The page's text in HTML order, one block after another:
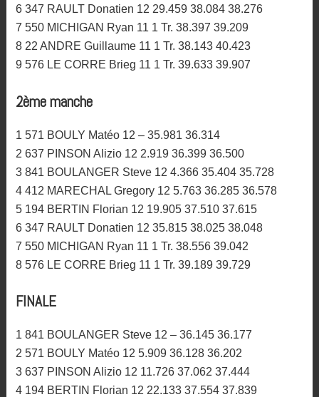
6 347 RAULT Donatien 12 29.459 38.084 38.276
7 550 MICHIGAN Ryan 11 1 Tr. 38.397 39.209
8 22 ANDRE Guillaume 11 1 Tr. 38.143 40.423
9 576 LE CORRE Brieg 11 1 Tr. 39.633 39.907
2ème manche
1 571 BOULY Matéo 12 – 35.981 36.314
2 637 PINSON Alizio 12 2.919 36.399 36.500
3 841 BOULANGER Steve 12 4.366 35.404 35.728
4 412 MARECHAL Gregory 12 5.763 36.285 36.578
5 194 BERTIN Florian 12 19.905 37.510 37.615
6 347 RAULT Donatien 12 35.815 38.025 38.048
7 550 MICHIGAN Ryan 11 1 Tr. 38.556 39.042
8 576 LE CORRE Brieg 11 1 Tr. 39.189 39.729
FINALE
1 841 BOULANGER Steve 12 – 36.145 36.177
2 571 BOULY Matéo 12 5.909 36.128 36.202
3 637 PINSON Alizio 12 11.726 37.062 37.444
4 194 BERTIN Florian 12 22.133 37.554 37.839